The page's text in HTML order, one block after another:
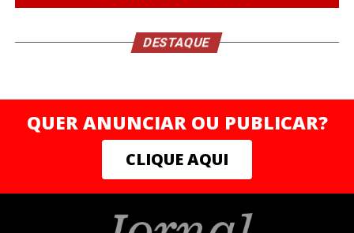
performance. Uma analogia direta ao empresário
moderno que entende que sua mente, seu corpo e seu
DESTAQUE
QUER ANUNCIAR OU PUBLICAR?
CLIQUE AQUI